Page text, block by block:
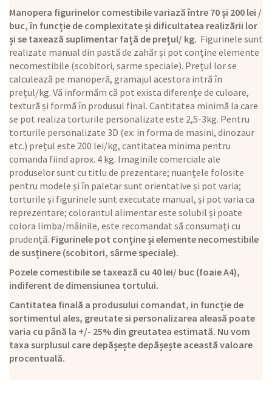
Manopera figurinelor comestibile variază între 70 și 200 lei /
buc, în funcție de complexitate și dificultatea realizării lor
și se taxează suplimentar față de prețul/ kg. Figurinele sunt
realizate manual din pastă de zahăr și pot conține elemente
necomestibile (scobitori, sarme speciale). Prețul lor se
calculează pe manoperă, gramajul acestora intră în
prețul/kg. Vă informăm că pot exista diferențe de culoare,
textură și formă în produsul final. Cantitatea minimă la care
se pot realiza torturile personalizate este 2,5-3kg. Pentru
torturile personalizate 3D (ex: in forma de masini, dinozaur
etc.) prețul este 200 lei/kg, cantitatea minima pentru
comanda fiind aprox. 4 kg. Imaginile comerciale ale
produselor sunt cu titlu de prezentare; nuanțele folosite
pentru modele și în paletar sunt orientative și pot varia;
torturile și figurinele sunt executate manual, și pot varia ca
reprezentare; colorantul alimentar este solubil și poate
colora limba/mâinile, este recomandat să consumați cu
prudență. Figurinele pot conține și elemente necomestibile
de susținere (scobitori, sârme speciale).
Pozele comestibile se taxează cu 40 lei/ buc (foaie A4),
indiferent de dimensiunea tortului.
Cantitatea finală a produsului comandat, in funcție de
sortimentul ales, greutate si personalizarea aleasă poate
varia cu până la +/- 25% din greutatea estimată. Nu vom
taxa surplusul care depășește depășește această valoare
procentuală.